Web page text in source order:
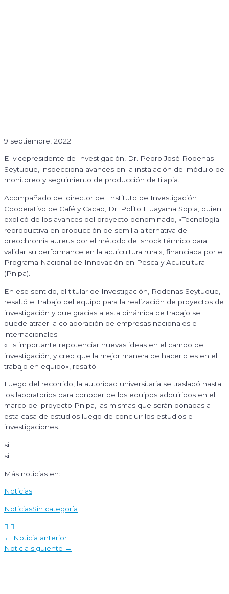
9 septiembre, 2022
El vicepresidente de Investigación, Dr. Pedro José Rodenas
Seytuque, inspecciona avances en la instalación del módulo de
monitoreo y seguimiento de producción de tilapia.
Acompañado del director del Instituto de Investigación
Cooperativo de Café y Cacao, Dr. Polito Huayama Sopla, quien
explicó de los avances del proyecto denominado, «Tecnología
reproductiva en producción de semilla alternativa de
oreochromis aureus por el método del shock térmico para
validar su performance en la acuicultura rural», financiada por el
Programa Nacional de Innovación en Pesca y Acuicultura
(Pnipa).
En ese sentido, el titular de Investigación, Rodenas Seytuque,
resaltó el trabajo del equipo para la realización de proyectos de
investigación y que gracias a esta dinámica de trabajo se
puede atraer la colaboración de empresas nacionales e
internacionales.
«Es importante repotenciar nuevas ideas en el campo de
investigación, y creo que la mejor manera de hacerlo es en el
trabajo en equipo», resaltó.
Luego del recorrido, la autoridad universitaria se trasladó hasta
los laboratorios para conocer de los equipos adquiridos en el
marco del proyecto Pnipa, las mismas que serán donadas a
esta casa de estudios luego de concluir los estudios e
investigaciones.
si
si
Más noticias en:
Noticias
NoticiasSin categoría
Navegación
de
← Noticia anterior
Noticia siguiente →